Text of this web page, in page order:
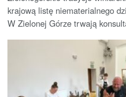
krajową listę niematerialnego
W Zielonej Górze trwają